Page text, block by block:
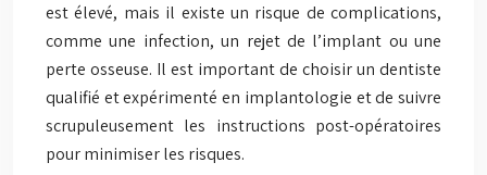
est élevé, mais il existe un risque de complications,
comme une infection, un rejet de l’implant ou une
perte osseuse. Il est important de choisir un dentiste
qualifié et expérimenté en implantologie et de suivre
scrupuleusement les instructions post-opératoires
pour minimiser les risques.